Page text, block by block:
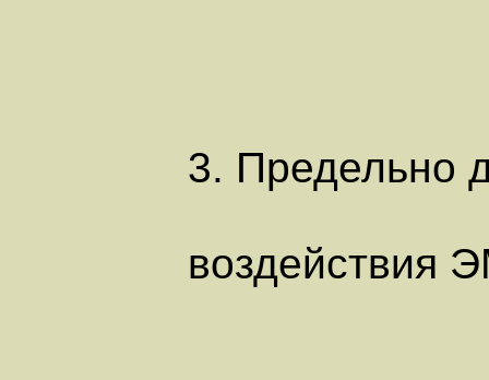
3. Предельно
воздействия